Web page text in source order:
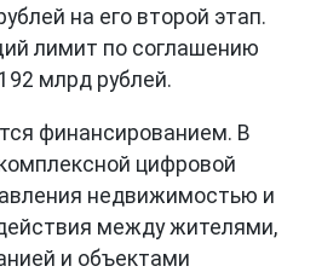
на его второй этап.
лимит по соглашению
млрд рублей.
финансированием. В
цифровой
недвижимостью и
между жителями,
и объектами